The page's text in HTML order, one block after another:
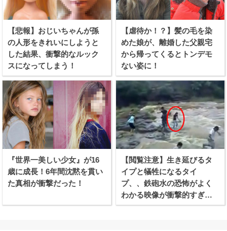
【悲報】おじいちゃんが孫
の人形をきれいにしようと
した結果、衝撃的なルック
スになってしまう！
【虐待か！？】髪の毛を染
めた娘が、離婚した父親宅
から帰ってくるとトンデモ
ない姿に！
『世界一美しい少女』が16
歳に成長！6年間沈黙を貫い
た真相が衝撃だった！
【閲覧注意】生き延びるタ
イプと犠牲になるタイ
プ、、鉄砲水の恐怖がよく
わかる映像が衝撃的すぎ
る！